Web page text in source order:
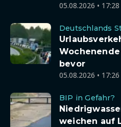
05.08.2026 •
Deutschlands
bevor
05.08.2026 •
BIP in Gefahr?
weichen auf